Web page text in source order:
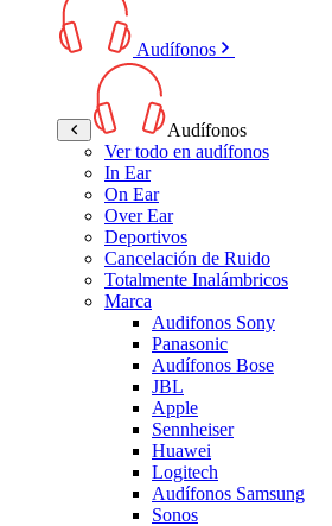
Audífonos
Audífonos
Ver todo en audífonos
In Ear
On Ear
Over Ear
Deportivos
Cancelación de Ruido
Totalmente Inalámbricos
Marca
Audifonos Sony
Panasonic
Audífonos Bose
JBL
Apple
Sennheiser
Huawei
Logitech
Audífonos Samsung
Sonos